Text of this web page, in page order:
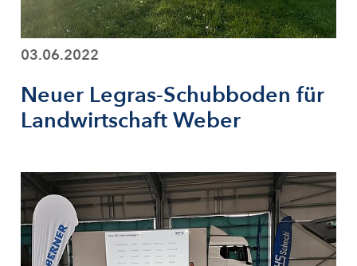
03.06.2022
Neuer Legras-Schubboden für
Landwirtschaft Weber